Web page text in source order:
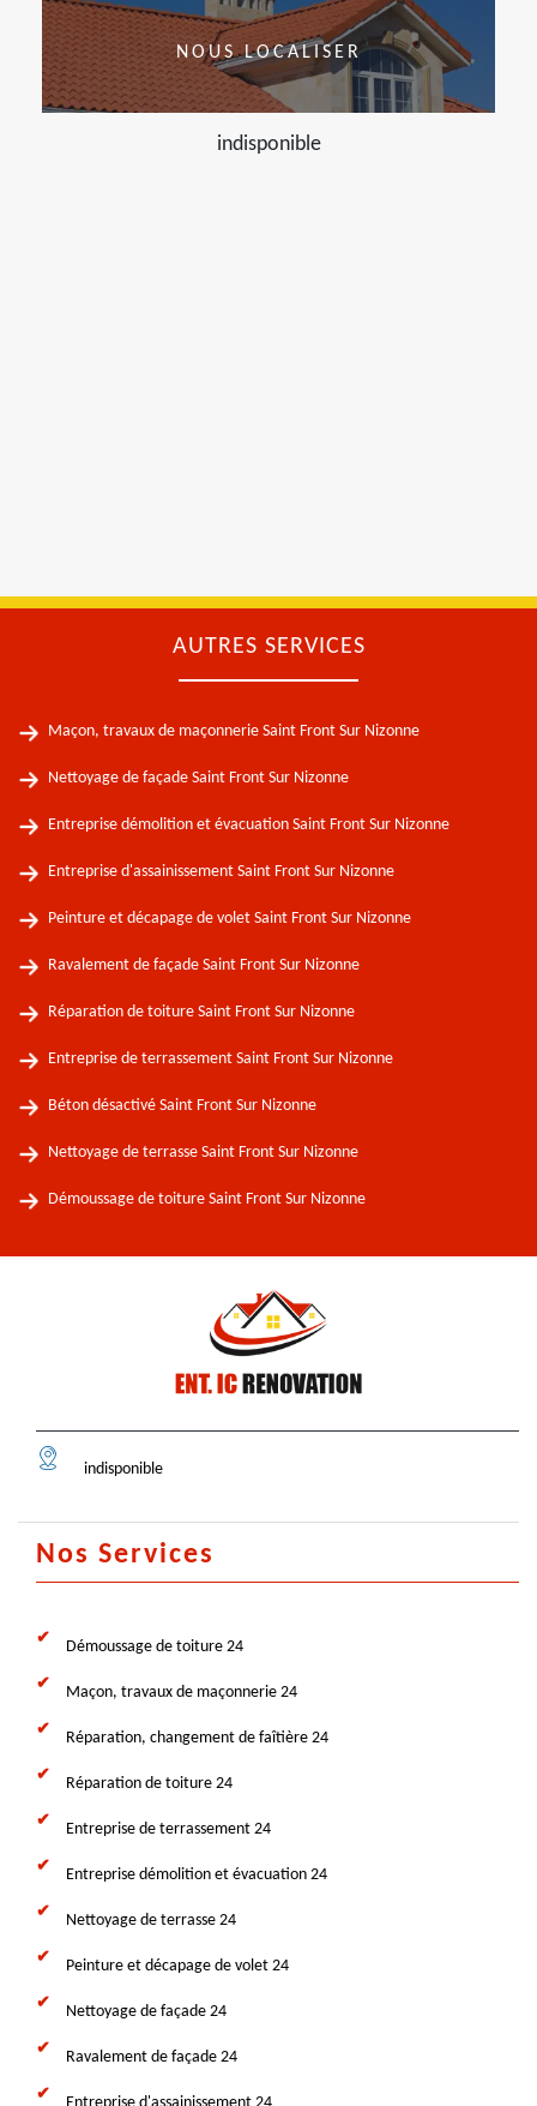
NOUS LOCALISER
indisponible
AUTRES SERVICES
Maçon, travaux de maçonnerie Saint Front Sur Nizonne
Nettoyage de façade Saint Front Sur Nizonne
Entreprise démolition et évacuation Saint Front Sur Nizonne
Entreprise d'assainissement Saint Front Sur Nizonne
Peinture et décapage de volet Saint Front Sur Nizonne
Ravalement de façade Saint Front Sur Nizonne
Réparation de toiture Saint Front Sur Nizonne
Entreprise de terrassement Saint Front Sur Nizonne
Béton désactivé Saint Front Sur Nizonne
Nettoyage de terrasse Saint Front Sur Nizonne
Démoussage de toiture Saint Front Sur Nizonne
indisponible
Nos Services
Démoussage de toiture 24
Maçon, travaux de maçonnerie 24
Réparation, changement de faîtière 24
Réparation de toiture 24
Entreprise de terrassement 24
Entreprise démolition et évacuation 24
Nettoyage de terrasse 24
Peinture et décapage de volet 24
Nettoyage de façade 24
Ravalement de façade 24